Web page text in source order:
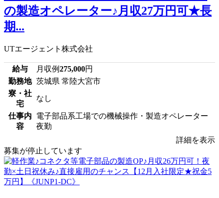
の製造オペレーター♪月収27万円可★長
期...
UTエージェント株式会社
給与 月収例275,000円
勤務地 茨城県 常陸大宮市
寮・社
宅
なし
仕事内
容
電子部品系工場での機械操作・製造オペレーター
夜勤
詳細を表示
募集が停止しています